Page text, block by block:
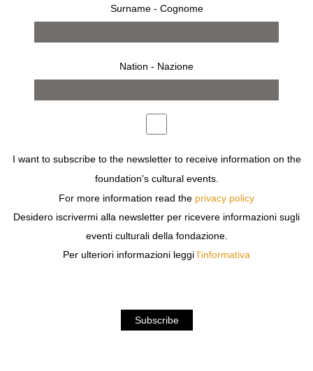
Illy Art Collection,
PORTFOLIO KRIS
KRIS RUHS STAMPE
Surname - Cognome
Nation - Nazione
I want to subscribe to the newsletter to receive information on the
foundation's cultural events.
For more information read the privacy policy
Desidero iscrivermi alla newsletter per ricevere informazioni sugli
eventi culturali della fondazione.
Per ulteriori informazioni leggi l'informativa